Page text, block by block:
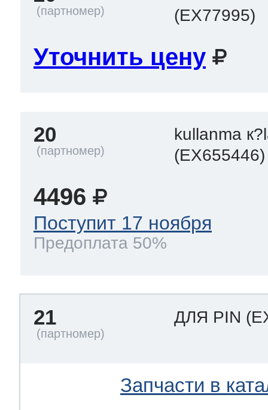
(EX77995)
Уточнить цену
20
kullanma
(EX655446)
4496
Поступит 17 ноября
Предоплата 50%
21 ДЛЯ PIN
Запчасти в